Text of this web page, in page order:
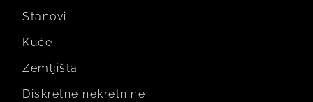
Stanovi
Kuće
Zemljišta
Diskretne nekretnine